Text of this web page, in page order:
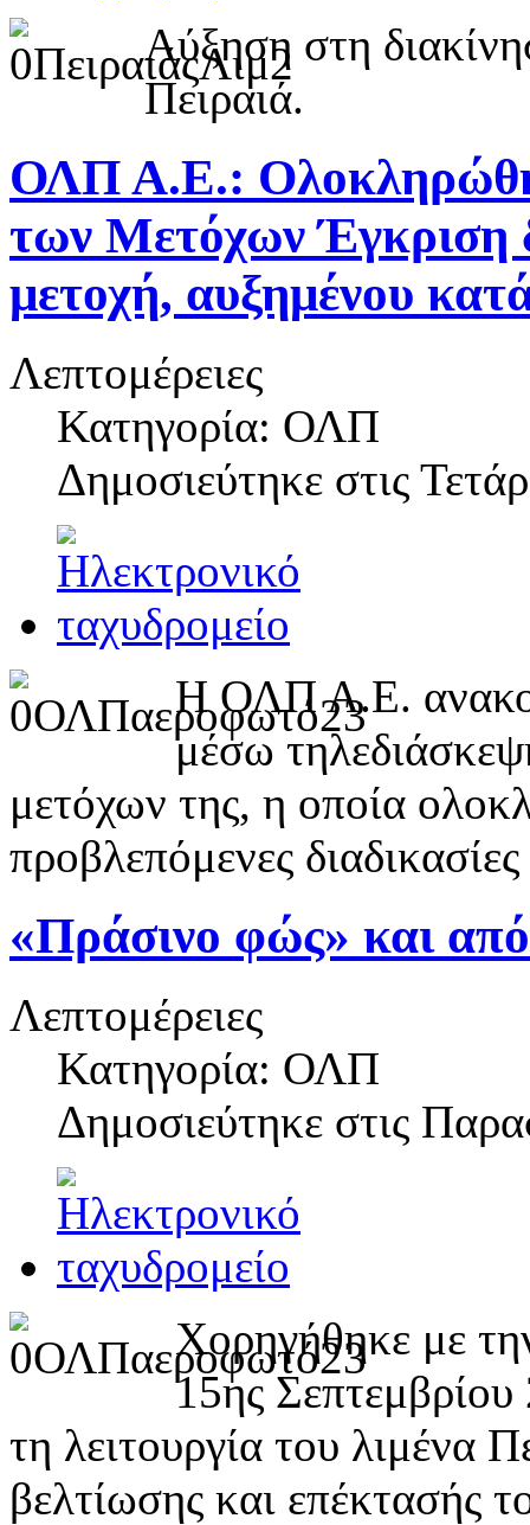
Αύξηση στη
Πειραιά.
ΟΛΠ Α.Ε.:
των Μετόχων Έγκριση
μετοχή, αυξημένου
Λεπτομέρειες
Κατηγορία: ΟΛΠ
Δημοσιεύτηκε στις
Η ΟΛΠ Α.Ε.
μέσω
μετόχων της, η οποία
προβλεπόμενες
«Πράσινο φώς» και
Λεπτομέρειες
Κατηγορία: ΟΛΠ
Δημοσιεύτηκε στις
Χορηγήθηκε με
15ης
τη λειτουργία του λιμένα
βελτίωσης και επέκτασής